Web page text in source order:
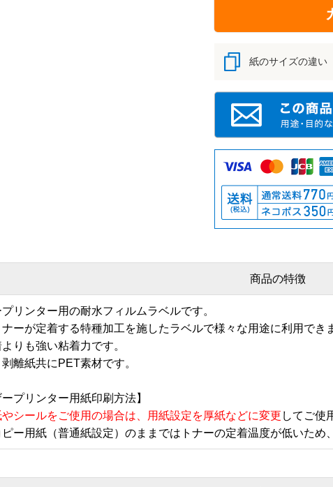
紙のサイズの違い
商品の特徴
リンター用の耐水フィルムラベルです。
ーが定着する特種加工を施したラベルで様々な用途に利用でき
りも強い粘着力です。
離紙共にPET素材です。
ープリンター用紙印刷方法】
やシールをご使用の場合は、用紙設定を厚紙などに変更 してご使
ー用紙（普通紙設定）のままではトナーの定着温度が低いため